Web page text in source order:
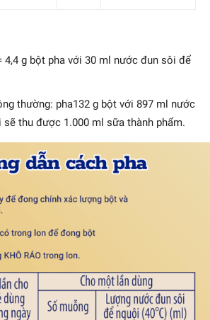
4,4 g bột pha với 30 ml nước đun sôi để
thường: pha132 g bột với 897 ml nước
thu được 1.000 ml sữa thành phẩm.